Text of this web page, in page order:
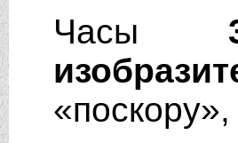
Часы